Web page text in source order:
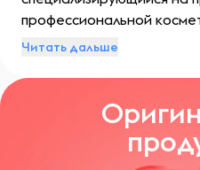
профессиональной
депиляции. Он является
высококачественной
Читать дальше